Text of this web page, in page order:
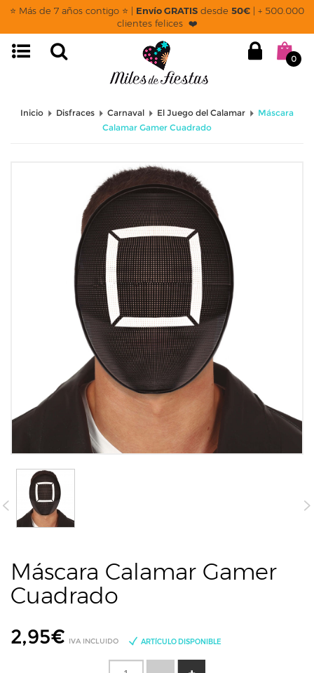
⭐ Más de 7 años contigo ⭐ | Envío GRATIS desde 50€ | + 500.000
clientes felices ❤️
0
Inicio Disfraces Carnaval El Juego del Calamar
Máscara
Calamar Gamer Cuadrado
Máscara Calamar Gamer
Cuadrado
2,95€ IVA INCLUIDO ARTÍCULO DISPONIBLE